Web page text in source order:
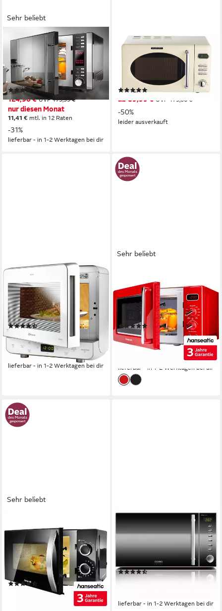
Sehr beliebt
PRIVILEG
Mikrowelle 285902
900W
Leistung
25 l
Kapazität
Leistungsstufen
(6192)
124,90 € UVP179,99 €
nur diesen Monat
11,41 € mtl. in 12 Raten
-31%
lieferbar - in 1-2 Werktagen bei dir
WOLKENSTEIN
Mikrowelle
700W
20,00 l
Leistungsstufen
ab 89,99 € UVP 179,00 €
-50%
leider ausverkauft
BAUKNECHT
Mikrowelle MW 39 WSL
700W
Leistung
13 l Kapazität
5 Leistungsstufen
(226)
184,38 €
389,00 €
16,84 €mtl. in 12 Raten
-53%
lieferbar - in 1-2 Werktagen bei dir
Sehr beliebt
Mikrowelle AG720CE6-PM
20 l Kapazität
Leistungsstufen
Drehregler, Drucktasten Bedienung
(198)
79,99 € UVP149,99 €
nur diesen Monat
lieferbar - in 1-2 Werktagen bei dir
Sehr beliebt
Mikrowelle SMH207P3H-P,
schwarz
700W Leistung
20 l
Kapazität
Leistungsstufen
(6693)
UVP119,99 €
Mikrowelle MG 20
800W Leistung
20 l Kapazität
5 Leistungsstufen
(487)
ab 99,47 €
lieferbar - in 1-2 Werktagen bei dir